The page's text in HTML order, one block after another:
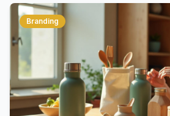
Branding